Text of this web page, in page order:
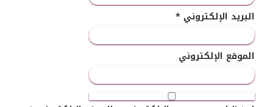
البريد الإلكتروني *
الموقع الإلكتروني